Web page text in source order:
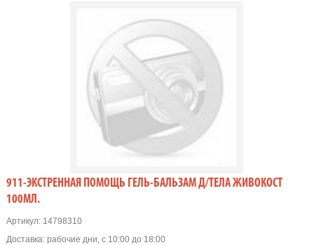
911-ЭКСТРЕННАЯ ПОМОЩЬ ГЕЛЬ-БАЛЬЗАМ Д/ТЕЛА ЖИВОКОСТ
100МЛ.
Артикул:14798310
Доставка: рабочие дни, с 10:00 до 18:00